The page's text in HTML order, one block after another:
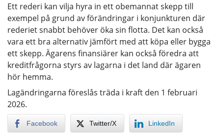
Ett rederi kan vilja hyra in ett obemannat skepp till
exempel på grund av förändringar i konjunkturen där
rederiet snabbt behöver öka sin flotta. Det kan också
vara ett bra alternativ jämfört med att köpa eller bygga
ett skepp. Ägarens finansiärer kan också föredra att
kreditfrågorna styrs av lagarna i det land där ägaren
hör hemma.
Lagändringarna föreslås träda i kraft den 1 februari
2026.
Facebook Twitter/X LinkedIn